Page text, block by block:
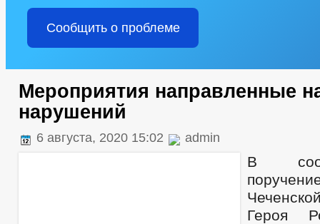
Сообщить о проблеме
Мероприятия направленные
нарушений
6 августа, 2020 15:02 admin
В
Героя